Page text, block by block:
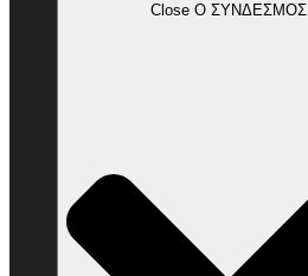
Close Ο ΣΥΝΔΕΣΜΟΣ